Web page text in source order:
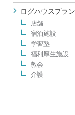
ログハウスプラン
店舗
宿泊施設
学習塾
福利厚生施設
教会
介護